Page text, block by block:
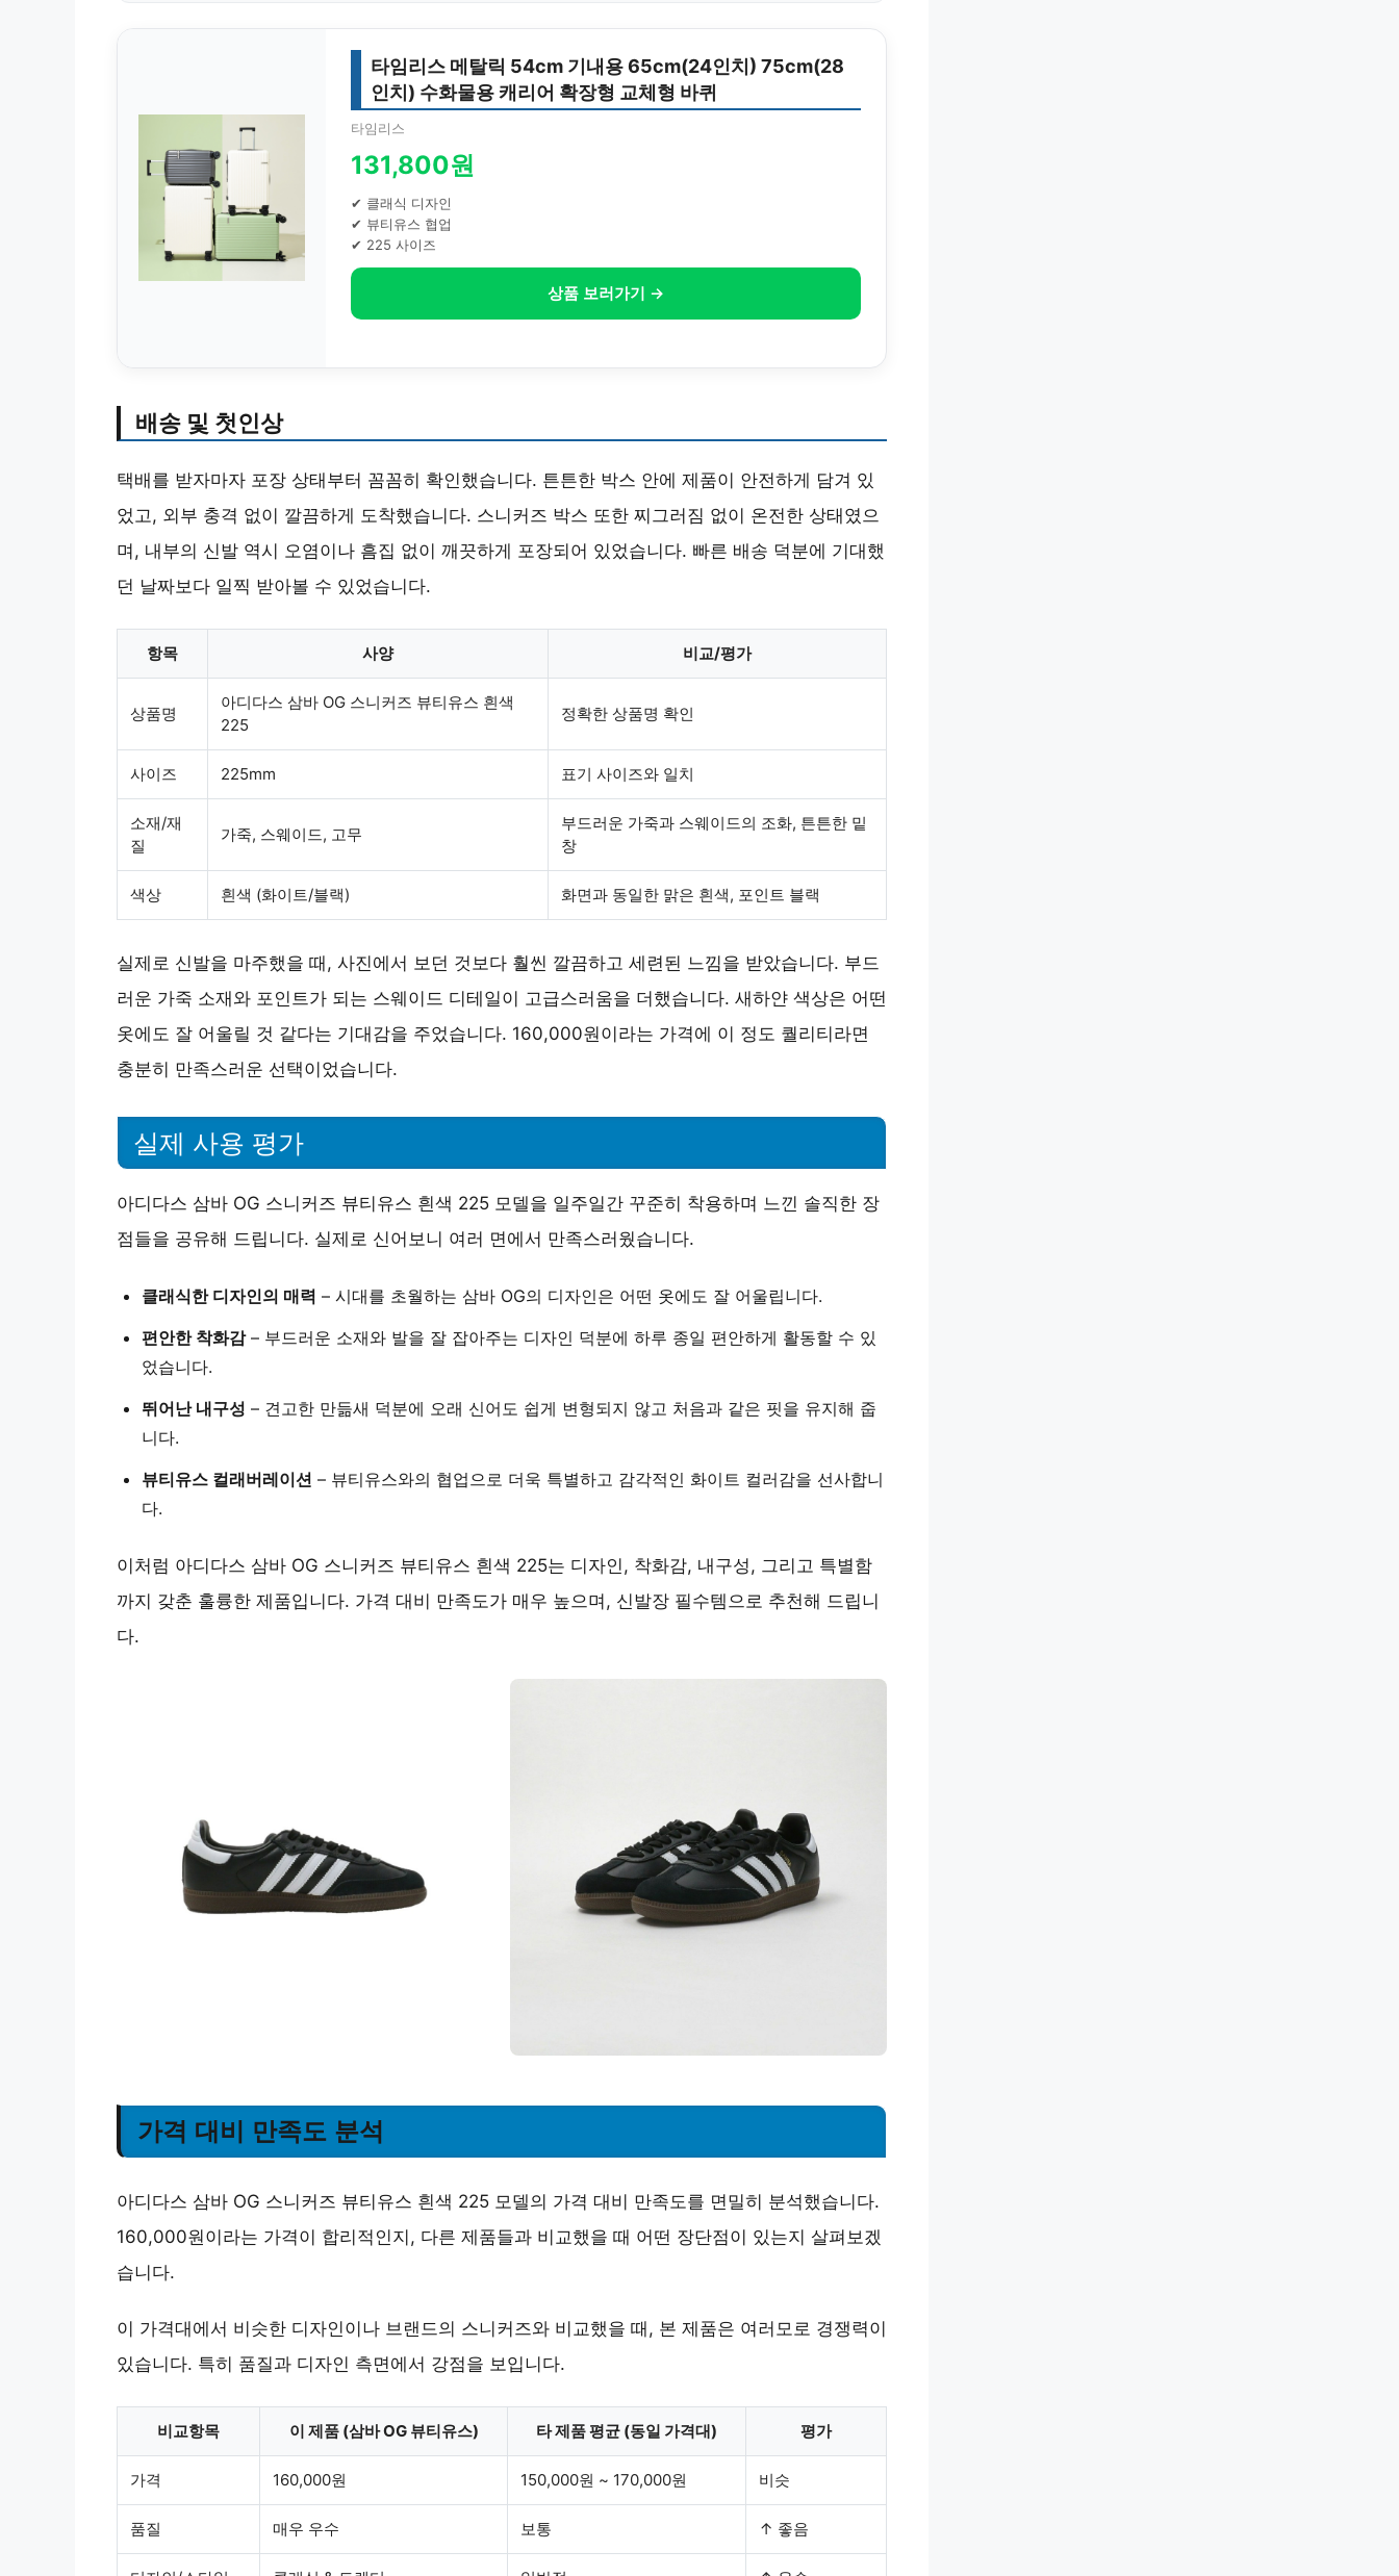
타임리스 메탈릭 54cm 기내용 65cm(24인치) 75cm(28
인치) 수화물용 캐리어 확장형 교체형 바퀴
타임리스
131,800원
✔ 클래식 디자인
✔ 뷰티유스 협업
✔ 225 사이즈
상품 보러가기 →
배송 및 첫인상
택배를 받자마자 포장 상태부터 꼼꼼히 확인했습니다. 튼튼한 박스 안에 제품이 안전하게 담겨 있
었고, 외부 충격 없이 깔끔하게 도착했습니다. 스니커즈 박스 또한 찌그러짐 없이 온전한 상태였으
며, 내부의 신발 역시 오염이나 흠집 없이 깨끗하게 포장되어 있었습니다. 빠른 배송 덕분에 기대했
던 날짜보다 일찍 받아볼 수 있었습니다.
항목 사양 비교/평가
상품명
아디다스 삼바 OG 스니커즈 뷰티유스 흰색
225
정확한 상품명 확인
사이즈 225mm 표기 사이즈와 일치
소재/재
질
가죽, 스웨이드, 고무
부드러운 가죽과 스웨이드의 조화, 튼튼한 밑
창
색상 흰색 (화이트/블랙) 화면과 동일한 맑은 흰색, 포인트 블랙
실제로 신발을 마주했을 때, 사진에서 보던 것보다 훨씬 깔끔하고 세련된 느낌을 받았습니다. 부드
러운 가죽 소재와 포인트가 되는 스웨이드 디테일이 고급스러움을 더했습니다. 새하얀 색상은 어떤
옷에도 잘 어울릴 것 같다는 기대감을 주었습니다. 160,000원이라는 가격에 이 정도 퀄리티라면
충분히 만족스러운 선택이었습니다.
실제 사용 평가
아디다스 삼바 OG 스니커즈 뷰티유스 흰색 225 모델을 일주일간 꾸준히 착용하며 느낀 솔직한 장
점들을 공유해 드립니다. 실제로 신어보니 여러 면에서 만족스러웠습니다.
클래식한 디자인의 매력 – 시대를 초월하는 삼바 OG의 디자인은 어떤 옷에도 잘 어울립니다.
편안한 착화감– 부드러운 소재와 발을 잘 잡아주는 디자인 덕분에 하루 종일 편안하게 활동할 수 있
었습니다.
뛰어난 내구성 – 견고한 만듦새 덕분에 오래 신어도 쉽게 변형되지 않고 처음과 같은 핏을 유지해 줍
니다.
뷰티유스 컬래버레이션 – 뷰티유스와의 협업으로 더욱 특별하고 감각적인 화이트 컬러감을 선사합니
다.
이처럼 아디다스 삼바 OG 스니커즈 뷰티유스 흰색 225는 디자인, 착화감, 내구성, 그리고 특별함
까지 갖춘 훌륭한 제품입니다. 가격 대비 만족도가 매우 높으며, 신발장 필수템으로 추천해 드립니
다.
가격 대비 만족도 분석
아디다스 삼바 OG 스니커즈 뷰티유스 흰색 225 모델의 가격 대비 만족도를 면밀히 분석했습니다.
160,000원이라는 가격이 합리적인지, 다른 제품들과 비교했을 때 어떤 장단점이 있는지 살펴보겠
습니다.
이 가격대에서 비슷한 디자인이나 브랜드의 스니커즈와 비교했을 때, 본 제품은 여러모로 경쟁력이
있습니다. 특히 품질과 디자인 측면에서 강점을 보입니다.
비교항목 이 제품 (삼바 OG 뷰티유스) 타 제품 평균 (동일 가격대) 평가
가격 160,000원 150,000원 ~ 170,000원 비슷
품질 매우 우수 보통 ↑ 좋음